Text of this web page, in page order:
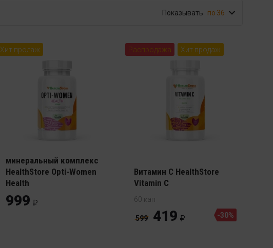
Показывать 36
Хит продаж
минеральный комплекс
HealthStore Opti-Women
Health
999
Распродажа Хит продаж
Витамин С HealthStore
Vitamin C
60 кап
599 419 -30%